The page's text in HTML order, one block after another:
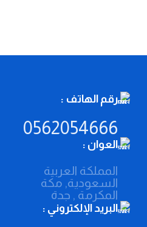
رقم الهاتف :
0562054666
العوان :
المملكة العربية
السعودية, مكة
المكرمة , جدة
البريد الإلكتروني :